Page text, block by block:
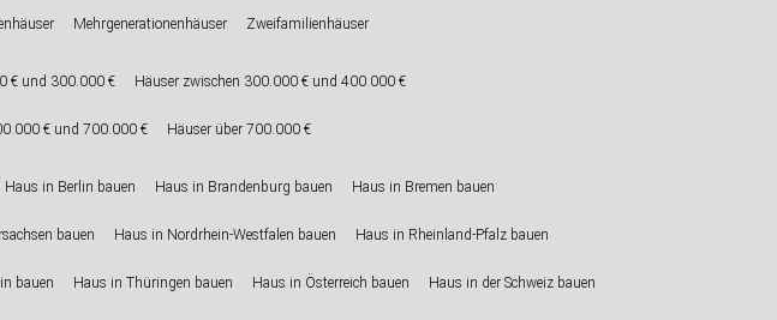
Mehrgenerationenhäuser Zweifamilienhäuser
€ und 300.000 € Häuser zwischen 300.000 € und 400.000 €
€ und 700.000 € Häuser über 700.000 €
Haus in Berlin bauen Haus in Brandenburg bauen Haus in Bremen bauen
bauen Haus in Nordrhein-Westfalen bauen Haus in Rheinland-Pfalz bauen
bauen Haus in Thüringen bauen Haus in Österreich bauen Haus in der Schweiz bauen